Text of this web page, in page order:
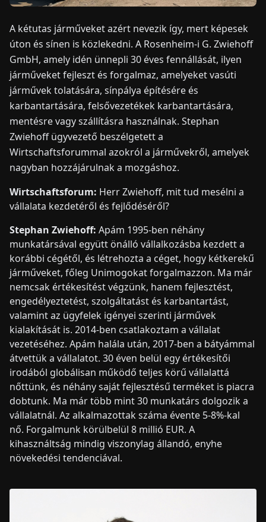
EN DE FR ES IT NLPLHU
KAPCSOLAT
A kétutas járműveket azért nevezik így, mert képesek
úton és sínen is közlekedni. A Rosenheim-i G. Zwiehoff
GmbH, amely idén ünnepli 30 éves fennállását, ilyen
járműveket fejleszt és forgalmaz, amelyeket vasúti
járművek tolatására, sínpálya építésére és
karbantartására, felsővezetékek karbantartására,
mentésre vagy szállításra használnak. Stephan
Zwiehoff ügyvezető beszélgetett a
Wirtschaftsforummal azokról a járművekről, amelyek
nagyban hozzájárulnak a mozgáshoz.
Wirtschaftsforum: Herr Zwiehoff, mit tud mesélni a
vállalata kezdetéről és fejlődéséről?
Stephan Zwiehoff: Apám 1995-ben néhány
munkatársával együtt önálló vállalkozásba kezdett a
korábbi cégétől, és létrehozta a céget, hogy kétkerekű
járműveket, főleg Unimogokat forgalmazzon. Ma már
nemcsak értékesítést végzünk, hanem fejlesztést,
engedélyeztetést, szolgáltatást és karbantartást,
valamint az ügyfelek igényei szerinti járművek
kialakítását is. 2014-ben csatlakoztam a vállalat
vezetéséhez. Apám halála után, 2017-ben a bátyámmal
átvettük a vállalatot. 30 éven belül egy értékesítői
irodából globálisan működő teljes körű vállalattá
nőttünk, és néhány saját fejlesztésű terméket is piacra
dobtunk. Ma már több mint 30 munkatárs dolgozik a
vállalatnál. Az alkalmazottak száma évente 5-8%-kal
nő. Forgalmunk körülbelül 8 millió EUR. A
kihasználtság mindig viszonylag állandó, enyhe
növekedési tendenciával.